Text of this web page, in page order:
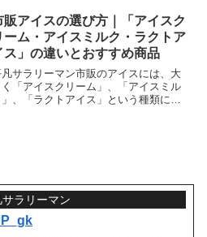
、食べるものを変えていないのに体
が落ちていくというリン...
販アイスの選び方｜「アイスク
ーム・アイスミルク・ラクトア
ス」の違いとおすすめ商品
サラリーマン市販のアイスには、大
く「アイスクリーム」、「アイスミル
」、「ラクトアイス」という種類に分
ラリーマン